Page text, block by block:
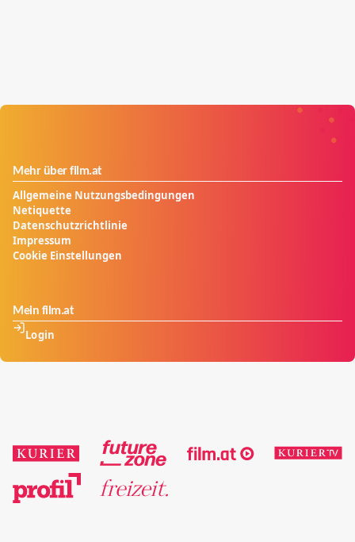
Mehr über film.at
Allgemeine Nutzungsbedingungen
Netiquette
Datenschutzrichtlinie
Impressum
Cookie Einstellungen
Mein film.at
Login